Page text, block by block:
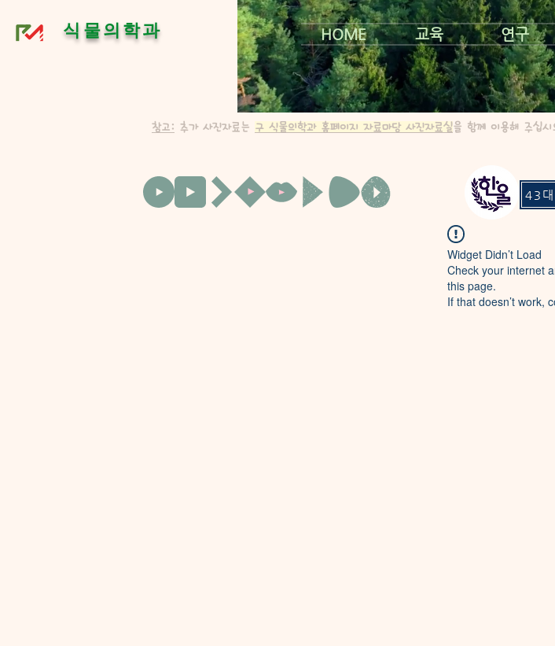
식물의학과 HOME 교육 연구
참고: 추가 사진자료는 구 식물의학과 홈페이지 자료마당 사진자료실을 함께 이용해 주십시
43
Widget Didn’t Load
Check your internet
this page.
If that doesn’t work,